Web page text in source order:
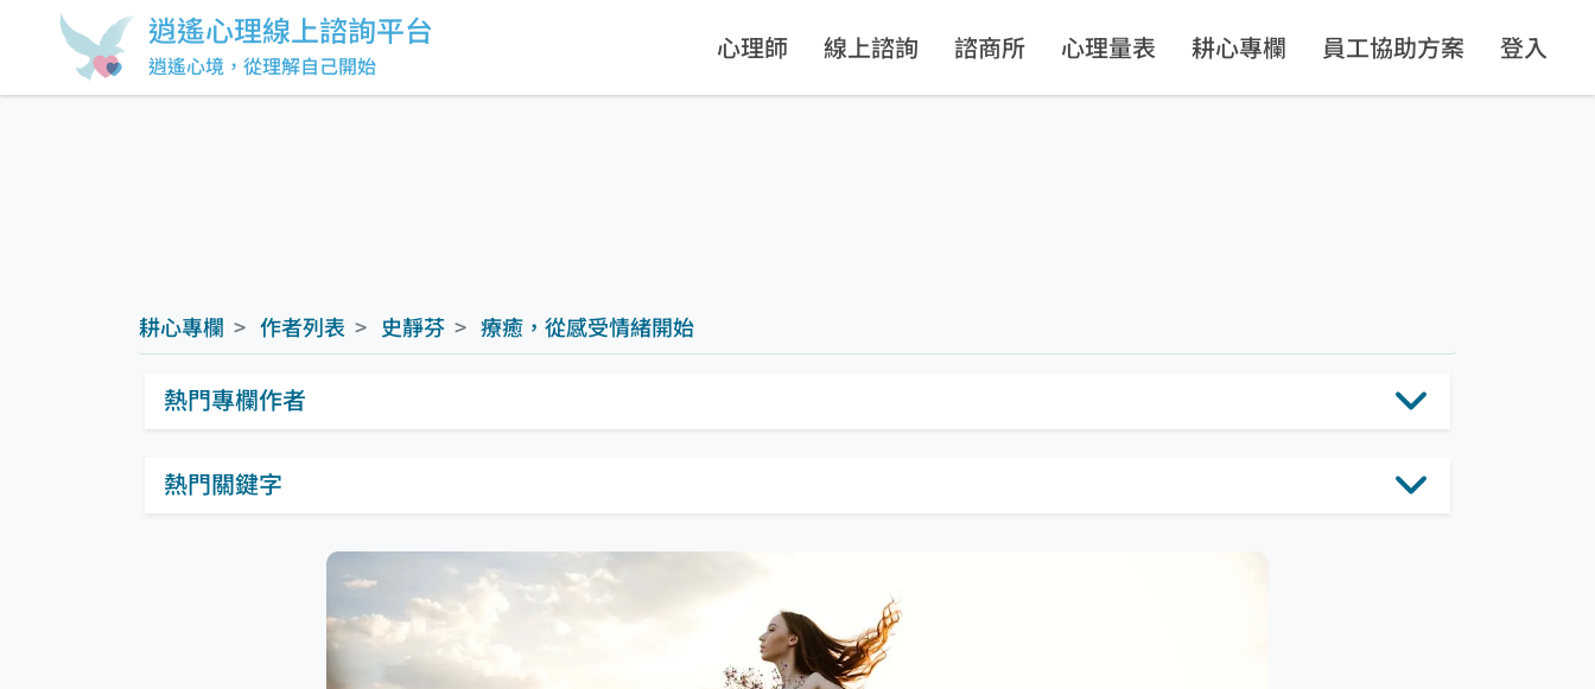
逍遙心理線上諮詢平台
逍遙心境，從理解自己開始
心理師 線上諮詢 諮商所 心理量表 耕心專欄 員工協助方案 登入
熱門關鍵字
熱門專欄作者
耕心專欄 作者列表 史靜芬 療癒，從感受情緒開始